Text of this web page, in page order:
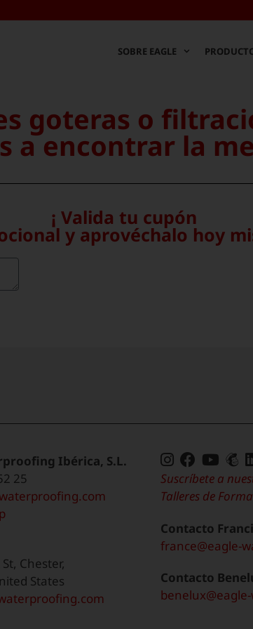
SOBRE EAGLE
goteras o
a encontrar la
¡ Valida tu cupón
y aprovéchalo hoy
Ibérica, S.L.
25
Chester,
States
Suscríbete a
Talleres de
Contacto
france@eagle-
Contacto